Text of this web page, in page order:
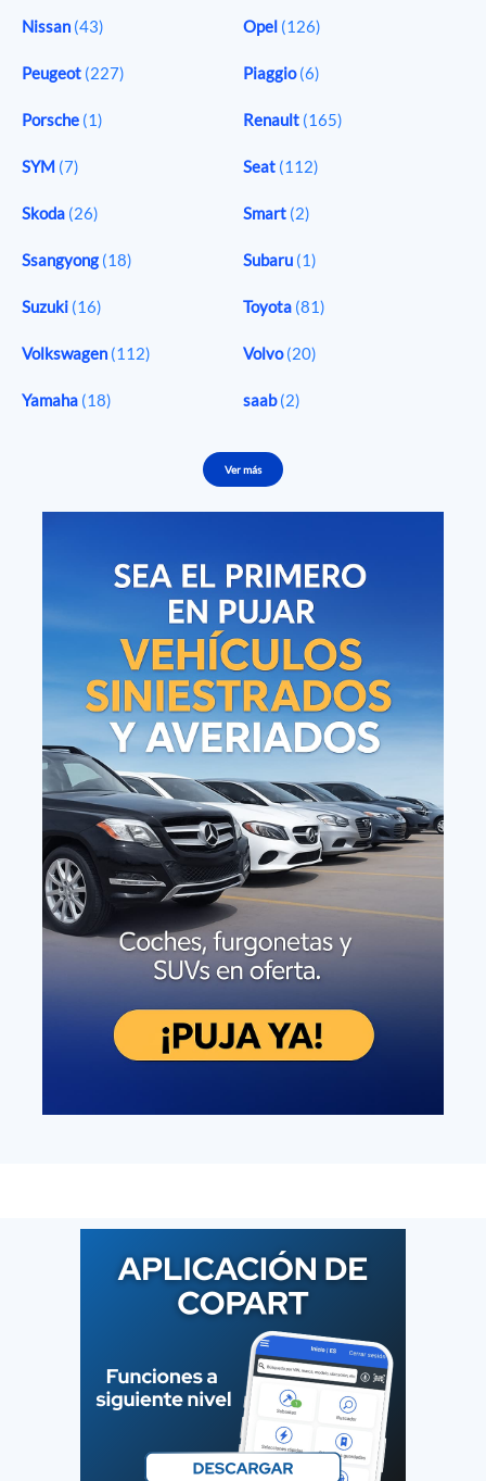
Nissan (43) Opel (126)
Peugeot (227) Piaggio(6)
Porsche (1) Renault (165)
SYM (7) Seat (112)
Skoda (26) Smart (2)
Ssangyong (18) Subaru (1)
Suzuki (16) Toyota (81)
Volkswagen (112) Volvo(20)
Yamaha (18) saab(2)
Ver más